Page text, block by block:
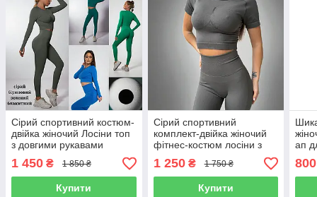
Сірий спортивний костюм-
двійка жіночий Лосіни топ
з довгими рукавами
фітнес-комплект для
тренувань дівчині
1 450 ₴ 1 850 ₴
Купити
Сірий спортивний
комплект-двійка жіночий
фітнес-костюм лосіни з
пуш ап ефектом та кроп-
топ для тренувань дівчині
1 250₴ 1 750 ₴
Купити
ап
без
800